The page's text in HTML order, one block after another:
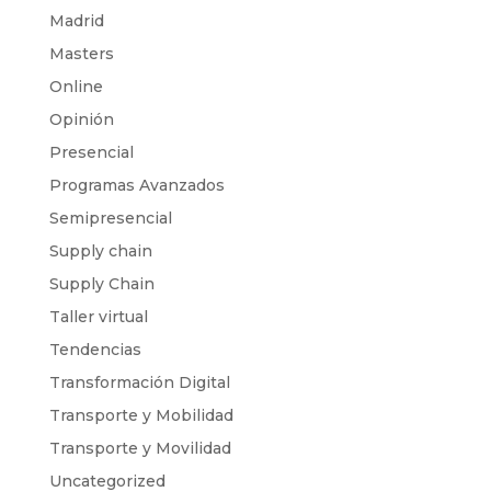
Madrid
Masters
Online
Opinión
Presencial
Programas Avanzados
Semipresencial
Supply chain
Supply Chain
Taller virtual
Tendencias
Transformación Digital
Transporte y Mobilidad
Transporte y Movilidad
Uncategorized